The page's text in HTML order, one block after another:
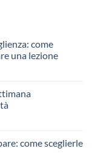
come
una lezione
come sceglierle